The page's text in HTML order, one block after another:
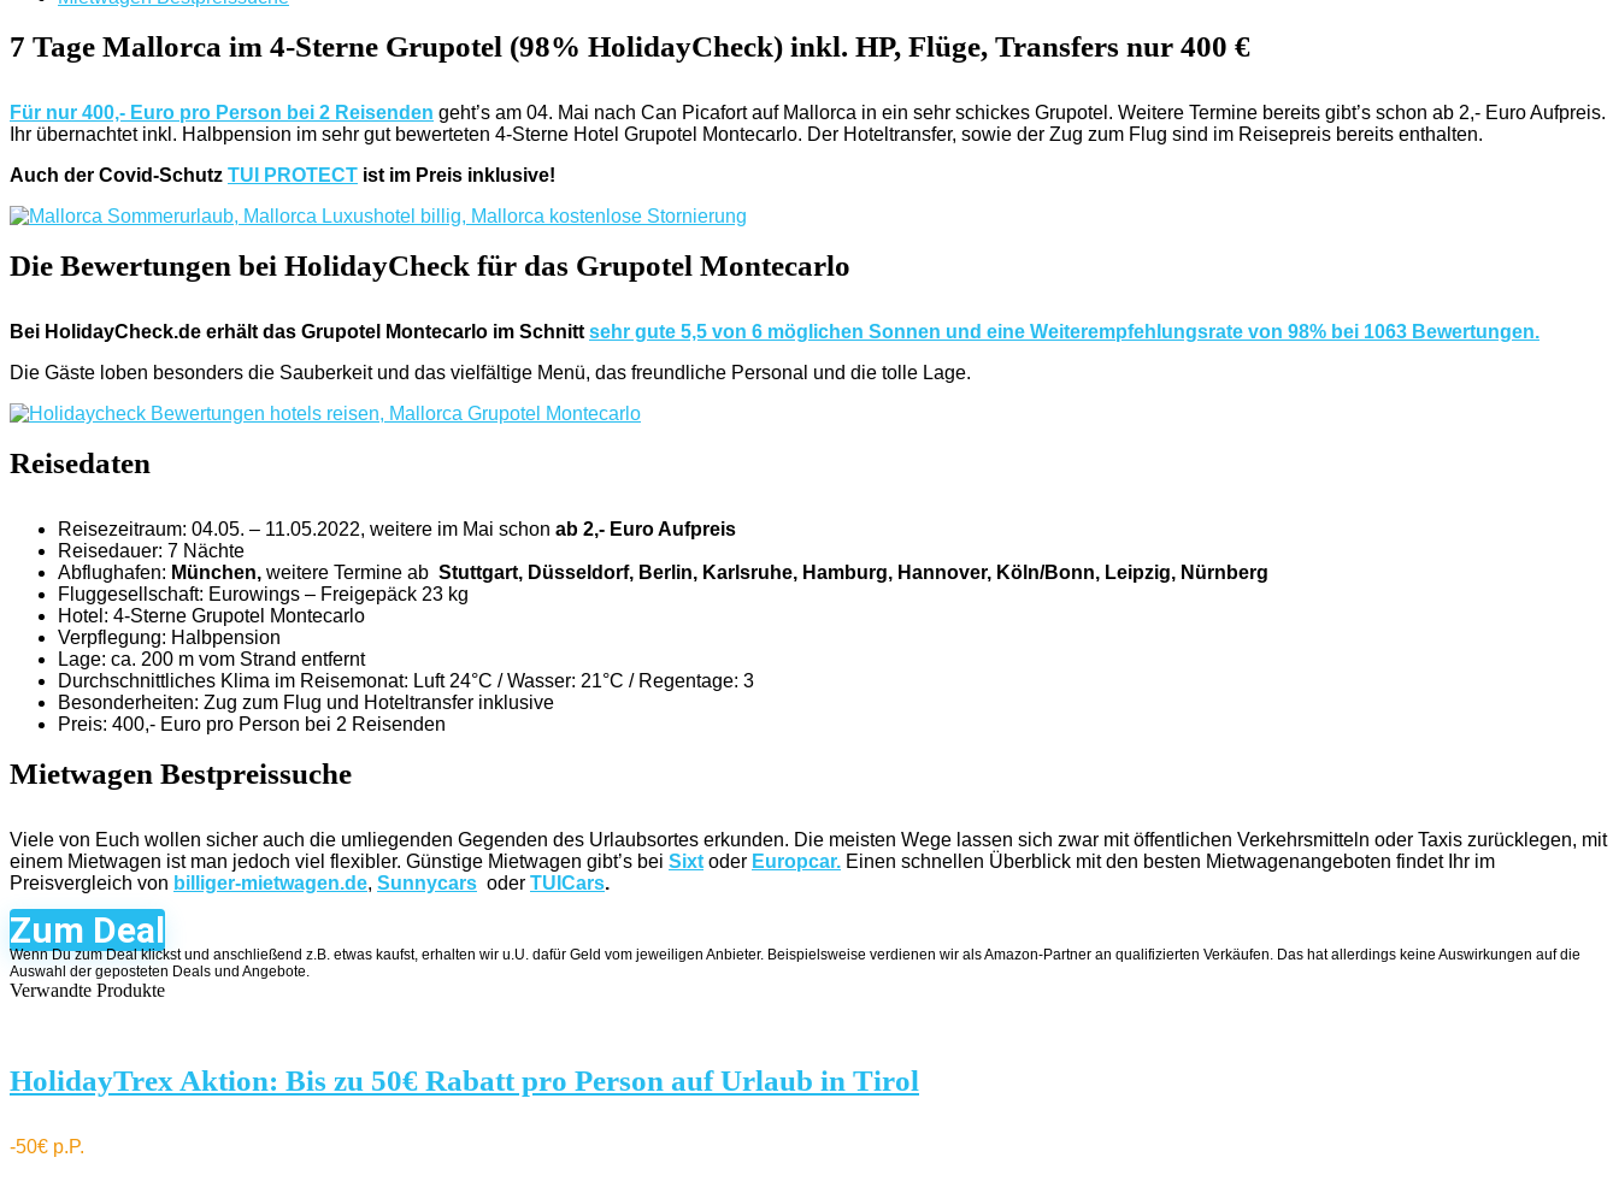
7 Tage Mallorca im 4-Sterne Grupotel (98% HolidayCheck) inkl. HP, Flüge, Transfers nur 400 €
Für nur 400,- Euro pro Person bei 2 Reisenden geht’s am 04. Mai nach Can Picafort auf Mallorca in ein sehr schickes Grupotel. Weitere Termine bereits gibt’s schon ab 2,- Euro Aufpreis.
Ihr übernachtet inkl. Halbpension im sehr gut bewerteten 4-Sterne Hotel Grupotel Montecarlo. Der Hoteltransfer, sowie der Zug zum Flug sind im Reisepreis bereits enthalten.
Auch der Covid-Schutz TUI PROTECT ist im Preis inklusive!
Die Bewertungen bei HolidayCheck für das Grupotel Montecarlo
Bei HolidayCheck.de erhält das Grupotel Montecarlo im Schnitt sehr gute 5,5 von 6 möglichen Sonnen und eine Weiterempfehlungsrate von 98% bei 1063 Bewertungen.
Die Gäste loben besonders die Sauberkeit und das vielfältige Menü, das freundliche Personal und die tolle Lage.
Reisedaten
Reisezeitraum: 04.05. – 11.05.2022, weitere im Mai schon ab 2,- Euro Aufpreis
Reisedauer: 7 Nächte
Abflughafen: München, weitere Termine ab Stuttgart, Düsseldorf, Berlin, Karlsruhe, Hamburg, Hannover, Köln/Bonn, Leipzig, Nürnberg
Fluggesellschaft: Eurowings – Freigepäck 23 kg
Hotel: 4-Sterne Grupotel Montecarlo
Verpflegung: Halbpension
Lage: ca. 200 m vom Strand entfernt
Durchschnittliches Klima im Reisemonat: Luft 24°C / Wasser: 21°C / Regentage: 3
Besonderheiten: Zug zum Flug und Hoteltransfer inklusive
Preis: 400,- Euro pro Person bei 2 Reisenden
Mietwagen Bestpreissuche
Viele von Euch wollen sicher auch die umliegenden Gegenden des Urlaubsortes erkunden. Die meisten Wege lassen sich zwar mit öffentlichen Verkehrsmitteln oder Taxis zurücklegen, mit
einem Mietwagen ist man jedoch viel flexibler. Günstige Mietwagen gibt’s bei Sixt oder Europcar. Einen schnellen Überblick mit den besten Mietwagenangeboten findet Ihr im
Preisvergleich von billiger-mietwagen.de, Sunnycars oder TUICars.
Zum Deal
Wenn Du zum Deal klickst und anschließend z.B. etwas kaufst, erhalten wir u.U. dafür Geld vom jeweiligen Anbieter. Beispielsweise verdienen wir als Amazon-Partner an qualifizierten Verkäufen. Das hat allerdings keine Auswirkungen auf die
Auswahl der geposteten Deals und Angebote.
Verwandte Produkte
HolidayTrex Aktion: Bis zu 50€ Rabatt pro Person auf Urlaub in Tirol
-50€ p.P.